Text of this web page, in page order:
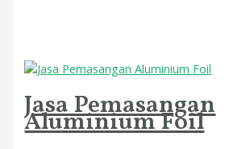
Jasa Pemasangan
Aluminium Foil